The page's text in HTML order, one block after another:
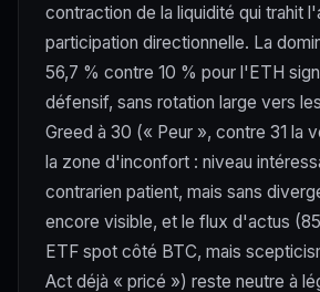
contraction de la liquidité qui trahit
participation directionnelle. La
56,7 % contre 10 % pour l'ETH
défensif, sans rotation large vers
Greed à 30 (« Peur », contre 31 la
la zone d'inconfort : niveau
contrarien patient, mais sans
encore visible, et le flux d'actus
ETF spot côté BTC, mais
Act déjà « pricé ») reste neutre à